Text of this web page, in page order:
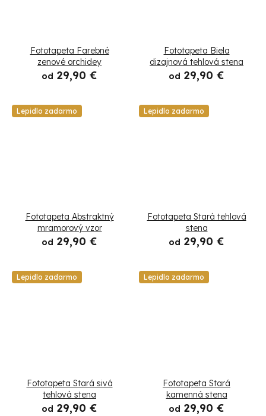
Fototapeta Farebné
zenové orchidey
od 29,90 €
Fototapeta Biela
dizajnová tehlová stena
od 29,90 €
Lepidlo zadarmo
Fototapeta Abstraktný
mramorový vzor
od 29,90 €
Lepidlo zadarmo
Fototapeta Stará tehlová
stena
od 29,90 €
Lepidlo zadarmo
Fototapeta Stará sivá
tehlová stena
od 29,90 €
Lepidlo zadarmo
Fototapeta Stará
kamenná stena
od 29,90 €